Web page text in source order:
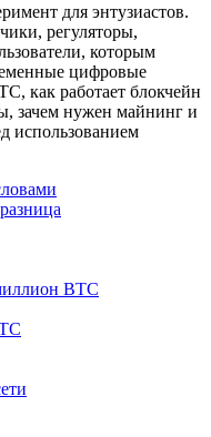
для энтузиастов.
регуляторы,
которым
цифровые
как работает блокчейн
зачем нужен майнинг и
использованием
BTC